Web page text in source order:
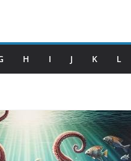
H I J K L